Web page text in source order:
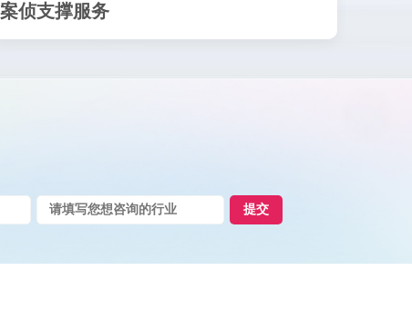
案侦支撑服务
提交